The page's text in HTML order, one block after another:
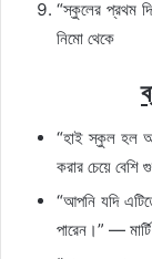
“স্কুলের প্রথম
নিমো থেকে
“হাই স্কুল হল
করার চেয়ে
“আপনি যদি
পারেন।” —